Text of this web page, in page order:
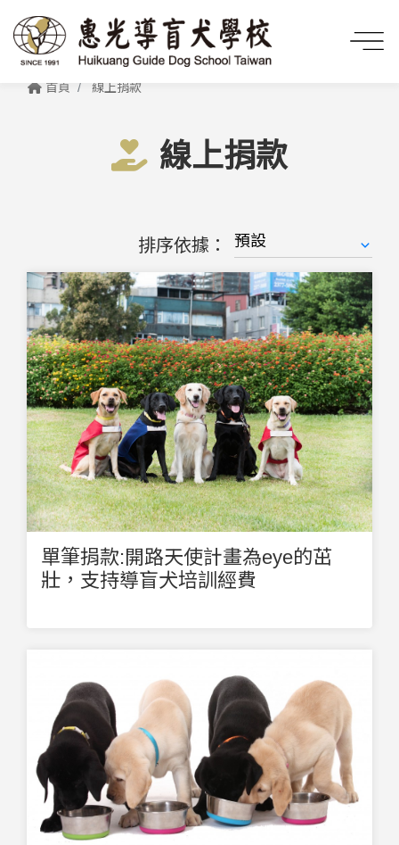
首頁 線上捐款
線上捐款
排序依據：
單筆捐款:開路天使計畫為eye的茁
壯，支持導盲犬培訓經費